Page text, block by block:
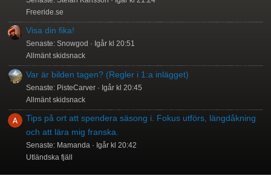
Freeride.se
Visa din fika!
Senaste: Snowgod
Igår kl 20:51
Allmänt skidsnack
Var är bilden tagen? (Regler i 1:a inlägget)
Senaste: PisteCarver
Igår kl 20:45
Allmänt skidsnack
Tips på ort att spendera säsong i. Fokus utförs, längdåkning
och att lära mig franska.
Senaste: Mamanda
Igår kl 20:42
Utländska fjäll